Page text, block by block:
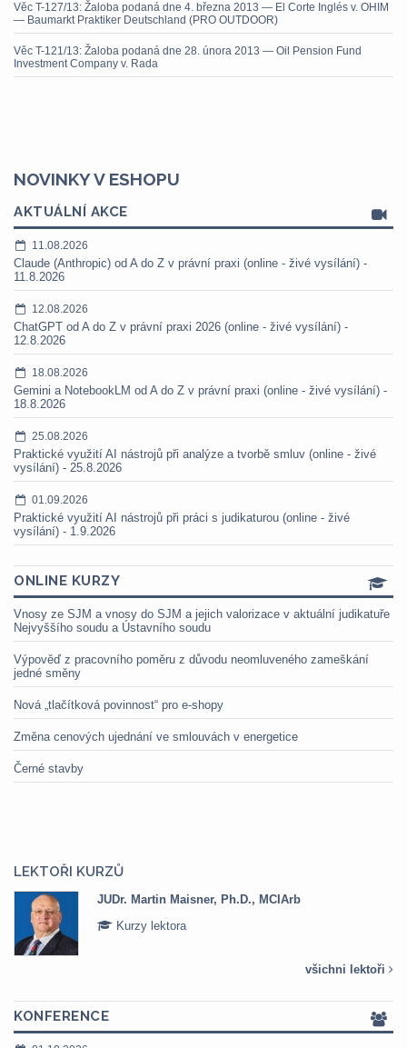
Věc T-127/13: Žaloba podaná dne 4. března 2013 — El Corte Inglés v. OHIM
— Baumarkt Praktiker Deutschland (PRO OUTDOOR)
Věc T-121/13: Žaloba podaná dne 28. února 2013 — Oil Pension Fund
Investment Company v. Rada
NOVINKY V ESHOPU
AKTUÁLNÍ AKCE
11.08.2026
Claude (Anthropic) od A do Z v právní praxi (online - živé vysílání) -
11.8.2026
12.08.2026
ChatGPT od A do Z v právní praxi 2026 (online - živé vysílání) -
12.8.2026
18.08.2026
Gemini a NotebookLM od A do Z v právní praxi (online - živé vysílání) -
18.8.2026
25.08.2026
Praktické využití AI nástrojů při analýze a tvorbě smluv (online - živé
vysílání) - 25.8.2026
01.09.2026
Praktické využití AI nástrojů při práci s judikaturou (online - živé
vysílání) - 1.9.2026
ONLINE KURZY
Vnosy ze SJM a vnosy do SJM a jejich valorizace v aktuální judikatuře
Nejvyššího soudu a Ústavního soudu
Výpověď z pracovního poměru z důvodu neomluveného zameškání
jedné směny
Nová „tlačítková povinnost“ pro e-shopy
Změna cenových ujednání ve smlouvách v energetice
Černé stavby
LEKTOŘI KURZŮ
JUDr. Martin Maisner, Ph.D., MCIArb
Kurzy lektora
všichni lektoři
KONFERENCE